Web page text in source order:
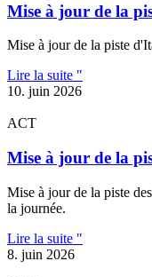
Mise à jour de la
Mise à jour de la piste
Lire la suite "
10. juin 2026
ACT
Mise à jour de la
Mise à jour de la piste
la journée.
Lire la suite "
8. juin 2026